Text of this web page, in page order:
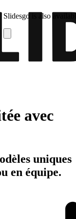
Slidesgo is also
avec
uniques
en équipe.